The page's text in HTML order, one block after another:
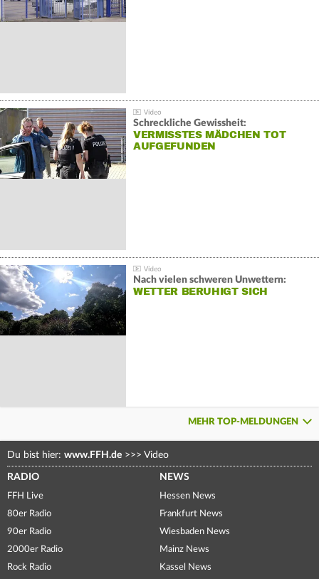
Schreckliche Gewissheit:
VERMISSTES MÄDCHEN TOT
AUFGEFUNDEN
Nach vielen schweren Unwettern:
WETTER BERUHIGT SICH
MEHR TOP-MELDUNGEN
Du bist hier: www.FFH.de >>> Video
RADIO
FFH Live
80er Radio
90er Radio
2000er Radio
Rock Radio
NEWS
Hessen News
Frankfurt News
Wiesbaden News
Mainz News
Kassel News